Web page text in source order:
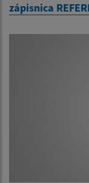
zápisnica